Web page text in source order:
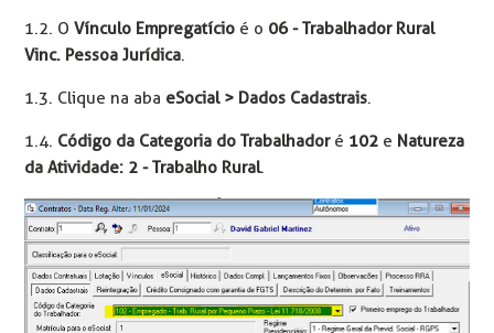
1.2. OVínculo Empregatício é o 06 - Trabalhador Rural
Vinc. Pessoa Jurídica.
1.3. Clique na aba eSocial > Dados Cadastrais.
1.4. Código da Categoria do Trabalhadoré 102 e Natureza
da Atividade: 2 - Trabalho Rural.